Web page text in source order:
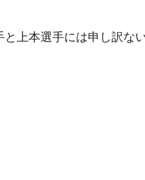
上本選手には申し訳な